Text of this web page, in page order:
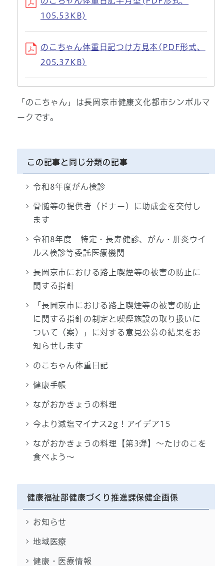
105.53KB)
のこちゃん体重日記つけ方見本(PDF形式、
205.37KB)
「のこちゃん」は長岡京市健康文化都市シンボルマ
ークです。
この記事と同じ分類の記事
令和8年度がん検診
骨髄等の提供者（ドナー）に助成金を交付し
ます
令和8年度 特定・長寿健診、がん・肝炎ウイ
ルス検診等委託医療機関
長岡京市における路上喫煙等の被害の防止に
関する指針
「長岡京市における路上喫煙等の被害の防止
に関する指針の制定と喫煙施設の取り扱いに
ついて（案）」に対する意見公募の結果をお
知らせします
のこちゃん体重日記
健康手帳
ながおかきょうの料理
今より減塩マイナス2g！アイデア15
ながおかきょうの料理【第3弾】～たけのこを
食べよう～
健康福祉部健康づくり推進課保健企画係
お知らせ
地域医療
健康・医療情報